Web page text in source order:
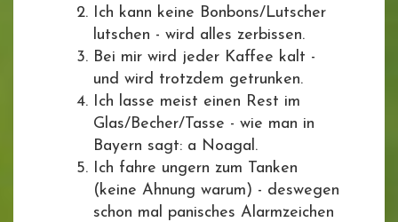
Ich kann keine Bonbons/Lutscher
lutschen - wird alles zerbissen.
Bei mir wird jeder Kaffee kalt -
und wird trotzdem getrunken.
Ich lasse meist einen Rest im
Glas/Becher/Tasse - wie man in
Bayern sagt: a Noagal.
Ich fahre ungern zum Tanken
(keine Ahnung warum) - deswegen
schon mal panisches Alarmzeichen